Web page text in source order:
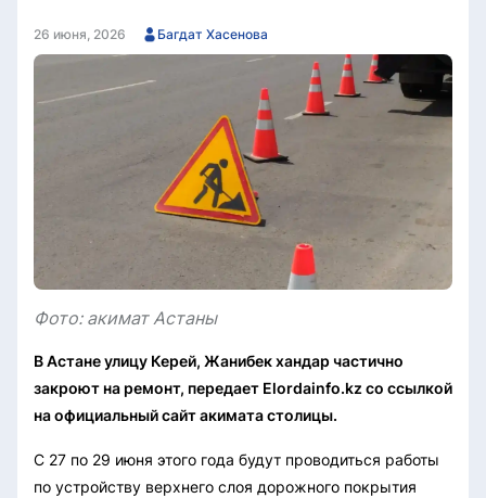
Этический кодекс
Служу стране
26 июня, 2026 Багдат Хасенова
Фото: акимат Астаны
В Астане улицу Керей, Жанибек хандар частично
закроют на ремонт, передает Elordainfo.kz со ссылкой
на официальный сайт акимата столицы.
С 27 по 29 июня этого года будут проводиться работы
по устройству верхнего слоя дорожного покрытия